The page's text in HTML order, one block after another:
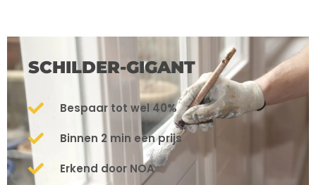
SCHILDER-GIGANT
Bespaar tot wel 40%
Binnen 2 min een prijs
Erkend door NOA